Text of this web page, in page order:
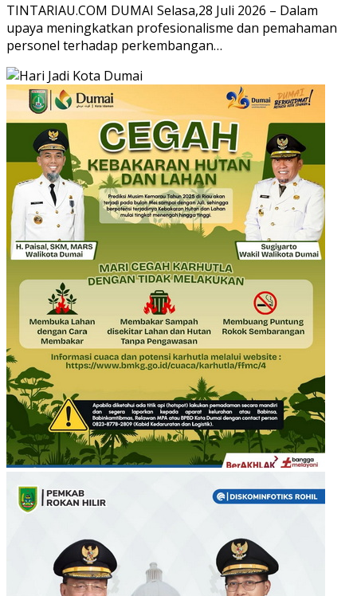
TINTARIAU.COM DUMAI Selasa,28 Juli 2026 – Dalam
upaya meningkatkan profesionalisme dan pemahaman
personel terhadap perkembangan…